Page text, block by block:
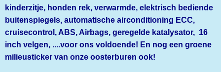
kinderzitje, honden rek, verwarmde, elektrisch bediende
buitenspiegels, automatische airconditioning ECC,
cruisecontrol, ABS, Airbags, geregelde katalysator, 16
inch velgen, ....voor ons voldoende! En nog een groene
milieusticker van onze oosterburen ook!